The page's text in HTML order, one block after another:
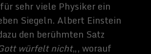
Hallo, ich
schreibe hier
im Blog. Mein
Name ist
Sammy